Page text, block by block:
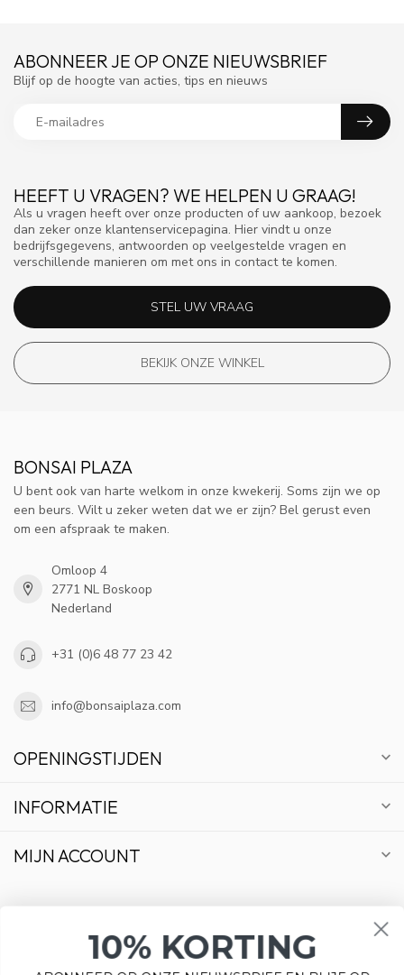
HEEFT U VRAGEN? WE HELPEN U GRAAG!
Als u vragen heeft over onze producten of uw aankoop, bezoek
dan zeker onze klantenservicepagina. Hier vindt u onze
bedrijfsgegevens, antwoorden op veelgestelde vragen en
verschillende manieren om met ons in contact te komen.
STEL UW VRAAG
BEKIJK ONZE WINKEL
ABONNEER JE OP ONZE NIEUWSBRIEF
Blijf op de hoogte van acties, tips en nieuws
BONSAI PLAZA
U bent ook van harte welkom in onze kwekerij. Soms zijn we op
een beurs. Wilt u zeker weten dat we er zijn? Bel gerust even
om een afspraak te maken.
Omloop 4
2771 NL Boskoop
Nederland
+31 (0)6 48 77 23 42
info@bonsaiplaza.com
OPENINGSTIJDEN
INFORMATIE
MIJN ACCOUNT
10% KORTING